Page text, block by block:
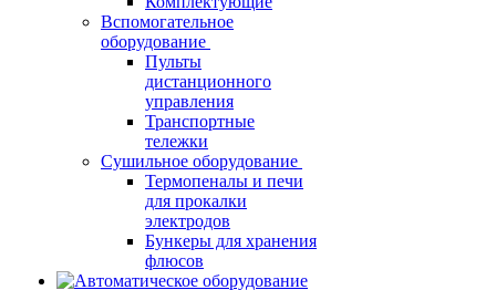
Вспомогательное
оборудование
Пульты
дистанционного
управления
Транспортные
тележки
Сушильное оборудование
Термопеналы и печи
для прокалки
электродов
Бункеры для хранения
флюсов